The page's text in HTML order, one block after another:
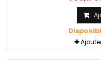
conçu et construit
disponibles à ce
technique